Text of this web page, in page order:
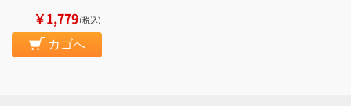
￥1,779（税込）
カゴへ